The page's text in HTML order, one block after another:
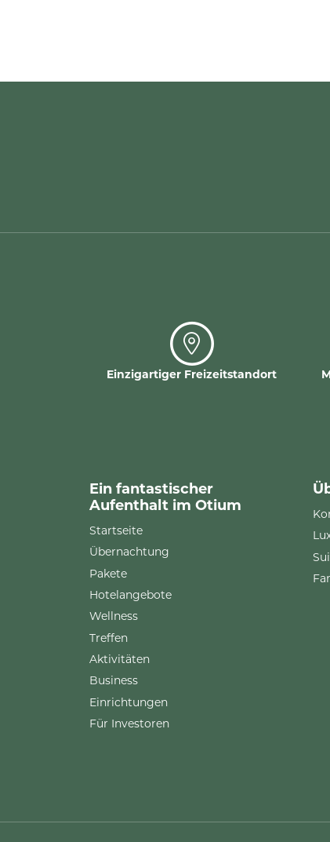
Einzigartiger Freizeitstandort
Ein fantastischer
Aufenthalt im Otium
Startseite
Übernachtung
Pakete
Hotelangebote
Wellness
Treffen
Aktivitäten
Business
Einrichtungen
Für Investoren